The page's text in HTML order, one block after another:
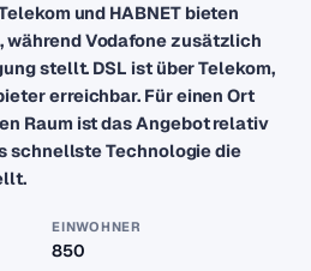
und HABNET bieten
Vodafone zusätzlich
stellt. DSL ist über Telekom,
erreichbar. Für einen Ort
Raum ist das Angebot relativ
schnellste Technologie die
EINWOHNER
850